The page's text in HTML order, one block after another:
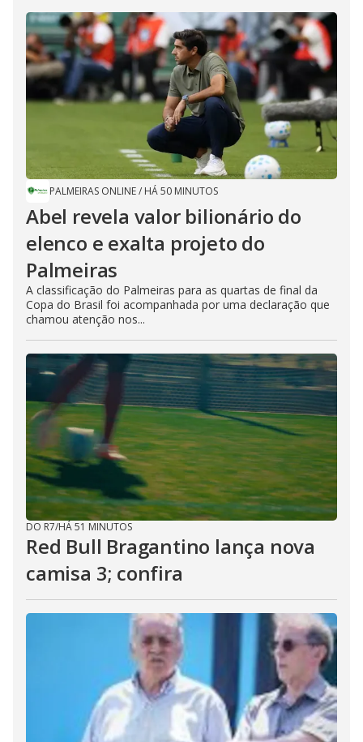
PALMEIRAS ONLINE/ HÁ 50 MINUTOS
Abel revela valor bilionário do
elenco e exalta projeto do
Palmeiras
A classificação do Palmeiras para as quartas de final da
Copa do Brasil foi acompanhada por uma declaração que
chamou atenção nos...
DO R7/HÁ 51 MINUTOS
Red Bull Bragantino lança nova
camisa 3; confira